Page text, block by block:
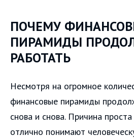
ПОЧЕМУ
ПИРАМИДЫ
РАБОТАТЬ
Несмотря на огромное
финансовые пирамиды
снова и снова. Причина
отлично понимают